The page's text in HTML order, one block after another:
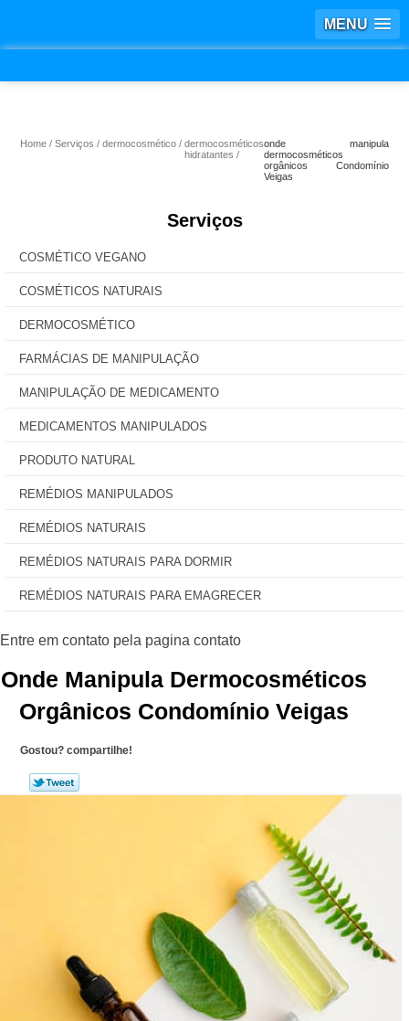
MENU
Home Serviços dermocosmético
dermocosméticos
hidratantes
onde manipula
dermocosméticos
orgânicos Condomínio
Veigas
Serviços
COSMÉTICO VEGANO
COSMÉTICOS NATURAIS
DERMOCOSMÉTICO
FARMÁCIAS DE MANIPULAÇÃO
MANIPULAÇÃO DE MEDICAMENTO
MEDICAMENTOS MANIPULADOS
PRODUTO NATURAL
REMÉDIOS MANIPULADOS
REMÉDIOS NATURAIS
REMÉDIOS NATURAIS PARA DORMIR
REMÉDIOS NATURAIS PARA EMAGRECER
Onde Manipula Dermocosméticos
Orgânicos Condomínio Veigas
Gostou? compartilhe!